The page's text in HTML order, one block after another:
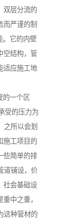
双层分流的
而严谨的制
。它的内壁
空结构，管
适应施工地
的一个区
受的压力为
之所以会划
施工项目的
些简单的排
道铺设，价
社会基础设
中之重，
这种管材的